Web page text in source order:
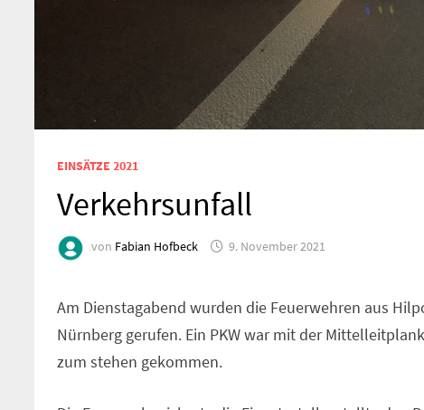
EINSÄTZE 2021
Verkehrsunfall
von Fabian Hofbeck 9. November 2021
Am Dienstagabend wurden die Feuerwehren aus
Nürnberg gerufen. Ein PKW war mit der
zum stehen gekommen.